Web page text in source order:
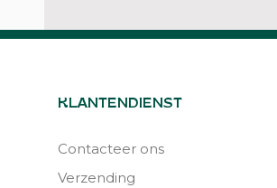
KLANTENDIENST
Contacteer ons
Verzending